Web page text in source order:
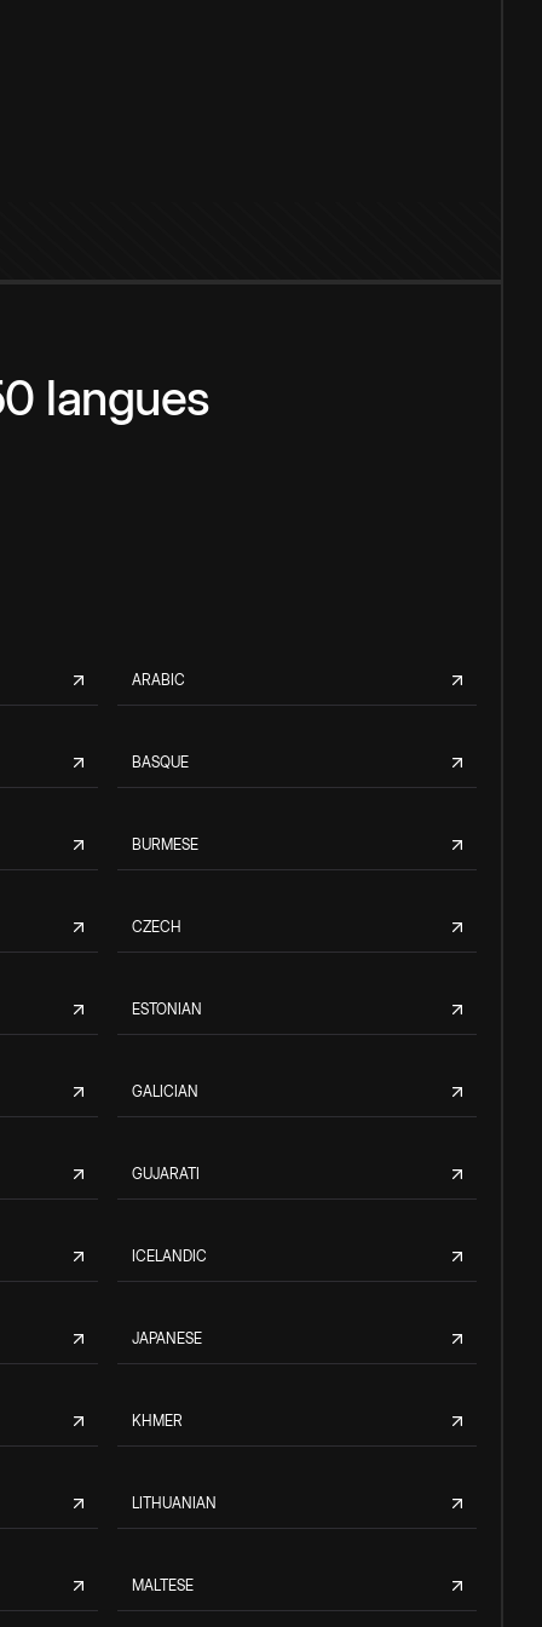
langues
ARABIC
BASQUE
BURMESE
CZECH
ESTONIAN
GALICIAN
GUJARATI
ICELANDIC
JAPANESE
KHMER
LITHUANIAN
MALTESE